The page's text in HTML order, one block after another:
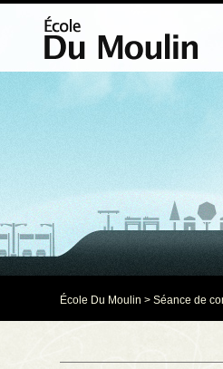
École Du Moulin > Séance de